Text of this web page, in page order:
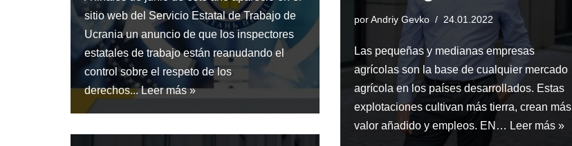
sitio web del Servicio Estatal de Trabajo de
Ucrania un anuncio de que los inspectores
estatales de trabajo están reanudando el
control sobre el respeto de los
derechos...Leer más »
porAndriy Gevko 24.01.2022
Las pequeñas y medianas empresas
agrícolas son la base de cualquier mercado
agrícola en los países desarrollados. Estas
explotaciones cultivan más tierra, crean más
valor añadido y empleos. EN… Leer más »